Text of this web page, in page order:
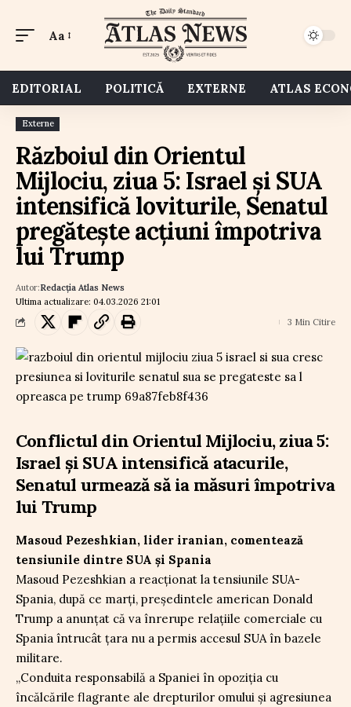
Aa
EDITORIAL POLITICĂ EXTERNE ATLAS
Externe
Războiul din Orientul
Mijlociu, ziua 5: Israel și SUA
intensifică loviturile, Senatul
pregătește acțiuni împotriva
lui Trump
Ultima actualizare: 04.03.2026 21:01
Autor:Redacția Atlas News
3 Min Citire
Conflictul din Orientul Mijlociu, ziua 5:
Israel și SUA intensifică atacurile,
Senatul urmează să ia măsuri împotriva
lui Trump
Masoud Pezeshkian, lider iranian, comentează
tensiunile dintre SUA și Spania
Masoud Pezeshkian a reacționat la tensiunile SUA-
Spania, după ce marți, președintele american Donald
Trump a anunțat că va înrerupe relațiile comerciale cu
Spania întrucât țara nu a permis accesul SUA în bazele
militare.
„Conduita responsabilă a Spaniei în opoziția cu
încălcările flagrante ale drepturilor omului și agresiunea